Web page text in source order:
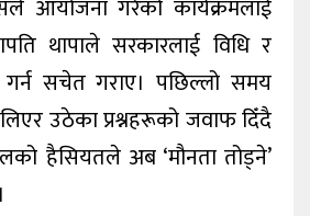
आयोजना गरेको कार्यक्रमलाई
थापाले सरकारलाई विधि र
गर्न सचेत गराए। पछिल्लो समय
उठेका प्रश्नहरूको जवाफ दिँदै
हैसियतले अब ‘मौनता तोड्ने’